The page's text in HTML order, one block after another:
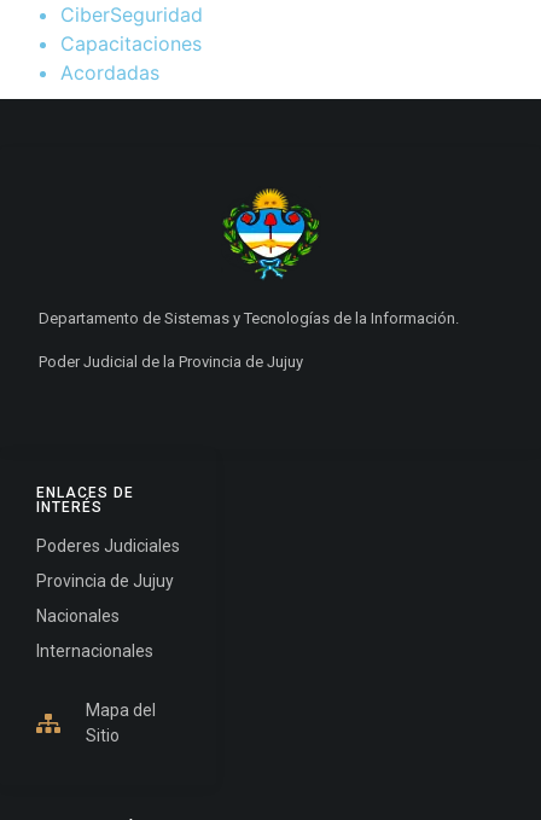
CiberSeguridad
Capacitaciones
Acordadas
ENLACES DE
INTERÉS
Poderes Judiciales
Provincia de Jujuy
Nacionales
Internacionales
Mapa del
Sitio
Departamento de Sistemas y Tecnologías de la Información.
Poder Judicial de la Provincia de Jujuy